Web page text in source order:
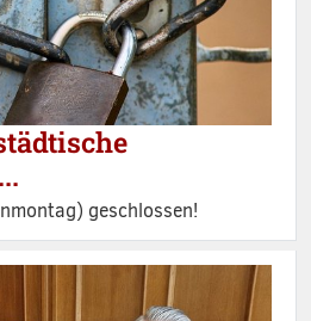
geschlossen!